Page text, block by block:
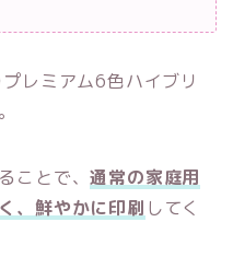
レミアム6色ハイブリ
ことで、通常の家庭用
、鮮やかに印刷 してく